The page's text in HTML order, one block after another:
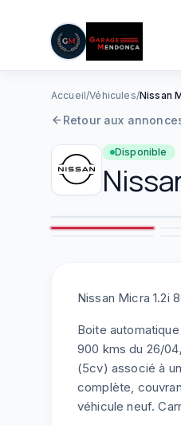
Aller au contenu principal
Accueil/Véhicules/Nissan
Retour aux
Disponible
7
Nissan Micra 1.2i
Boite
900 kms du 26/
(5cv) associé à
complète,
véhicule neuf.